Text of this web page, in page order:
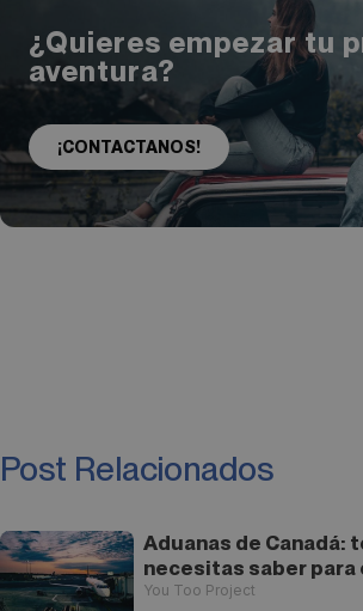
¿Quieres empezar tu
aventura?
¡CONTACTANOS!
Post Relacionados
Aduanas de Canadá:
necesitas saber para
You Too Project